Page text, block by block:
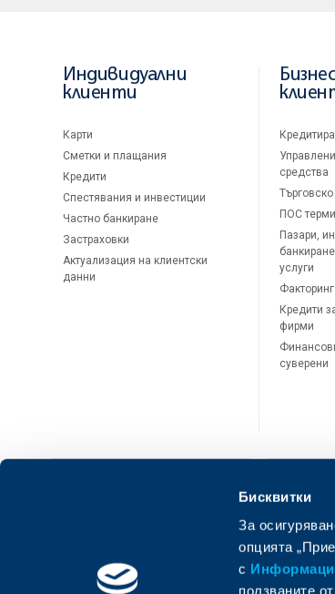
Бисквитки
За
опцията
с
ползваните
Индивидуални
клиенти
Карти
Сметки и плащания
Кредити
Спестявания и инвестиции
Частно банкиране
Застраховки
Актуализация на клиентски
данни
Бизнес
средства
ПОС
Пазари,
услуги
Факторинг
Кредити
фирми
суверени